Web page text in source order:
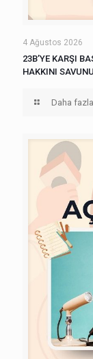
4 Ağustos 2026
23B’YE KARŞI
HAKKINI
Daha